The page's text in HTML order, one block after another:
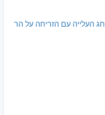
העלייה עם הזריחה על הר